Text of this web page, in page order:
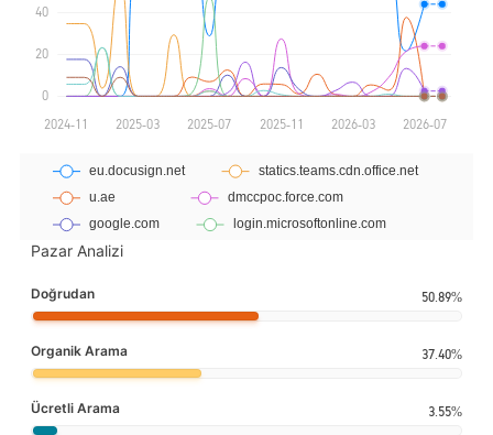
Pazar Analizi
Doğrudan 50.89%
Organik Arama 37.40%
Ücretli Arama 3.55%